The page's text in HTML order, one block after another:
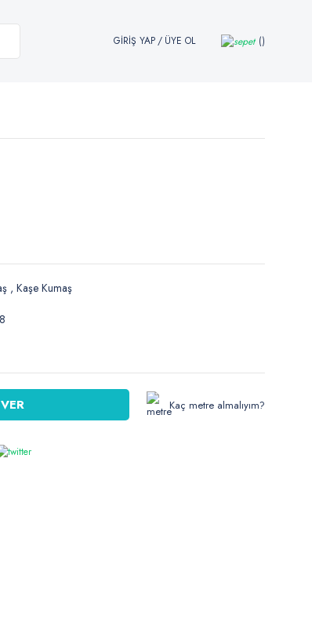
GİRİŞ YAP/ ÜYE OL
, Kaşe Kumaş
Kaç metre almalıyım?